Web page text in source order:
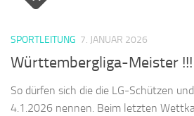
SPORTLEITUNG 7. JANUAR 2026
Württembergliga-Meister !!!
So dürfen sich die die LG-Schützen
4.1.2026 nennen. Beim letzten